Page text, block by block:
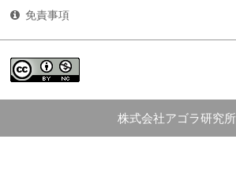
免責事項
株式会社アゴラ研究所